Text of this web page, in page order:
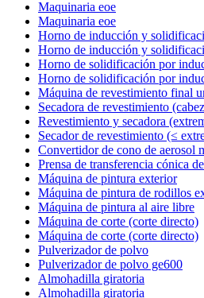
Maquinaria eoe
Maquinaria eoe
Horno de inducción y
Horno de inducción y
Horno de solidificación por
Horno de solidificación por
Máquina de revestimiento final
Secadora de revestimiento
Revestimiento y secadora
Secador de revestimiento (≤
Convertidor de cono de aerosol
Prensa de transferencia cónica
Máquina de pintura exterior
Máquina de pintura de rodillos
Máquina de pintura al aire libre
Máquina de corte (corte directo)
Máquina de corte (corte directo)
Pulverizador de polvo
Pulverizador de polvo ge600
Almohadilla giratoria
Almohadilla giratoria